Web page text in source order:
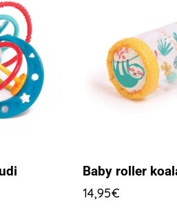
Baby roller
14,95€